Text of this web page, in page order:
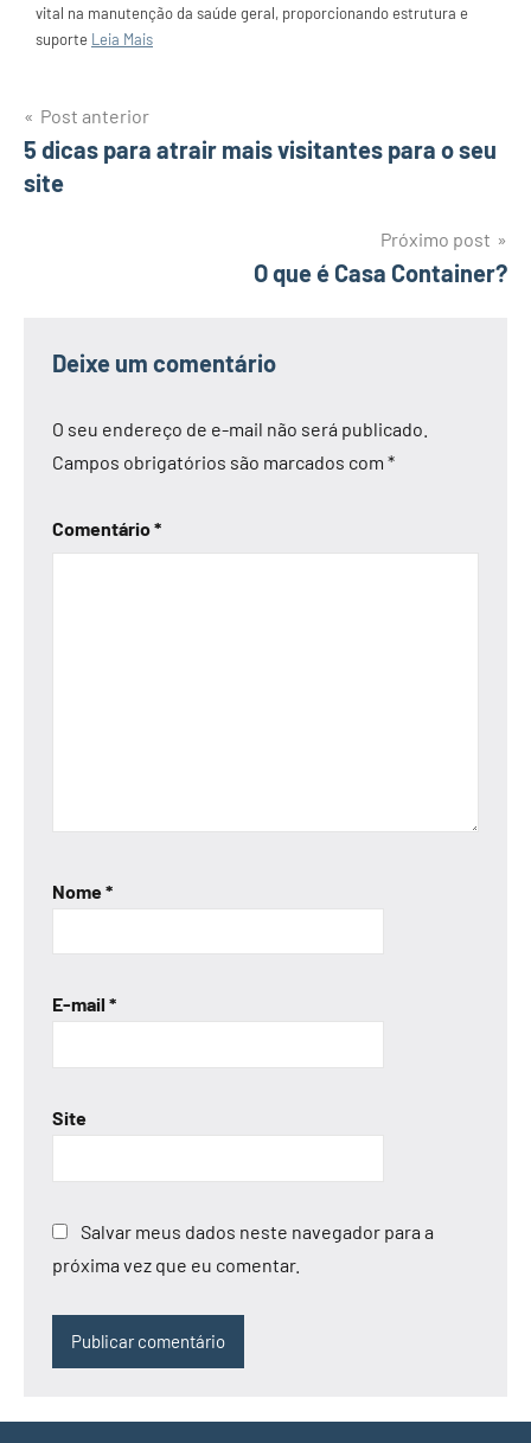
vital na manutenção da saúde geral, proporcionando estrutura e
suporte Leia Mais
Navegação
de
Post anterior
5 dicas para atrair mais visitantes para o seu
site
Próximo post
O que é Casa Container?
Deixe um comentário
O seu endereço de e-mail não será publicado.
Campos obrigatórios são marcados com *
Comentário*
Nome*
E-mail *
Site
Salvar meus dados neste navegador para a
próxima vez que eu comentar.